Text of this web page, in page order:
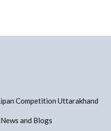
Competition Uttarakhand
News and Blogs